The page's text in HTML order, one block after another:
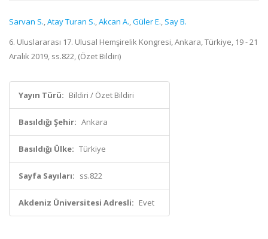
Sarvan S.,Atay Turan S.,Akcan A.,Güler E., Say B.
6. Uluslararası 17. Ulusal Hemşirelik Kongresi, Ankara, Türkiye, 19 - 21
Aralık 2019, ss.822, (Özet Bildiri)
Yayın Türü: Bildiri / Özet Bildiri
Basıldığı Şehir: Ankara
Basıldığı Ülke: Türkiye
Sayfa Sayıları: ss.822
Akdeniz Üniversitesi Adresli: Evet